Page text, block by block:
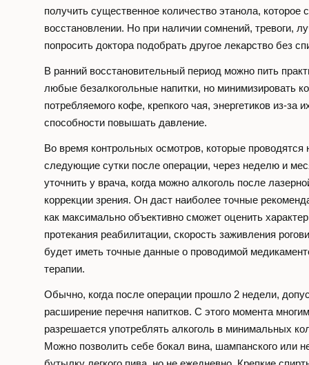
получить существенное количество этанола, которое
восстановлении. Но при наличии сомнений, тревоги,
попросить доктора подобрать другое лекарство без
В ранний восстановительный период можно пить
любые безалкогольные напитки, но минимизировать
потребляемого кофе, крепкого чая, энергетиков из-за
способности повышать давление.
Во время контрольных осмотров, которые проводятся
следующие сутки после операции, через неделю и
уточнить у врача, когда можно алкоголь после
коррекции зрения. Он даст наиболее точные
как максимально объективно сможет оценить характер
протекания реабилитации, скорость заживления
будет иметь точные данные о проводимой
терапии.
Обычно, когда после операции прошло 2 недели,
расширение перечня напитков. С этого момента многим
разрешается употреблять алкоголь в минимальных
Можно позволить себе бокал вина, шампанского или